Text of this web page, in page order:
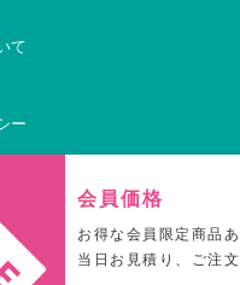
て
ー
会員価格
お得な会員限定商品あ
当日お見積り、ご注文